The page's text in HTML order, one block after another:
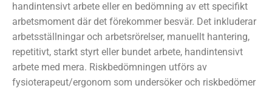
handintensivt arbete eller en bedömning av ett specifikt
arbetsmoment där det förekommer besvär. Det inkluderar
arbetsställningar och arbetsrörelser, manuellt hantering,
repetitivt, starkt styrt eller bundet arbete, handintensivt
arbete med mera. Riskbedömningen utförs av
fysioterapeut/ergonom som undersöker och riskbedömer